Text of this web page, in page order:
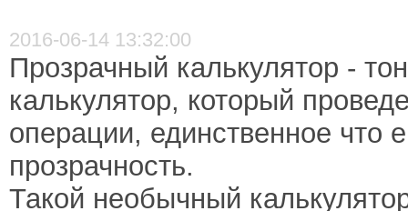
2016-06-14 13:32:00
Прозрачный калькулятор -
калькулятор, который
операции, единственное что
прозрачность.
Такой необычный